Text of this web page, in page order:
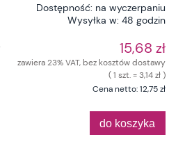
Dostępność: na wyczerpaniu
Wysyłka w: 48 godzin
15,68 zł
zawiera 23% VAT, bez kosztów dostawy
( 1 szt. = 3,14 zł )
Cena netto:12,75 zł
do koszyka